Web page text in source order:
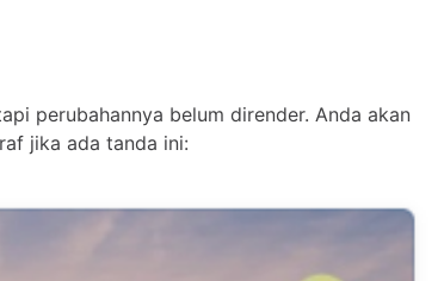
perubahannya belum dirender. Anda akan
jika ada tanda ini: